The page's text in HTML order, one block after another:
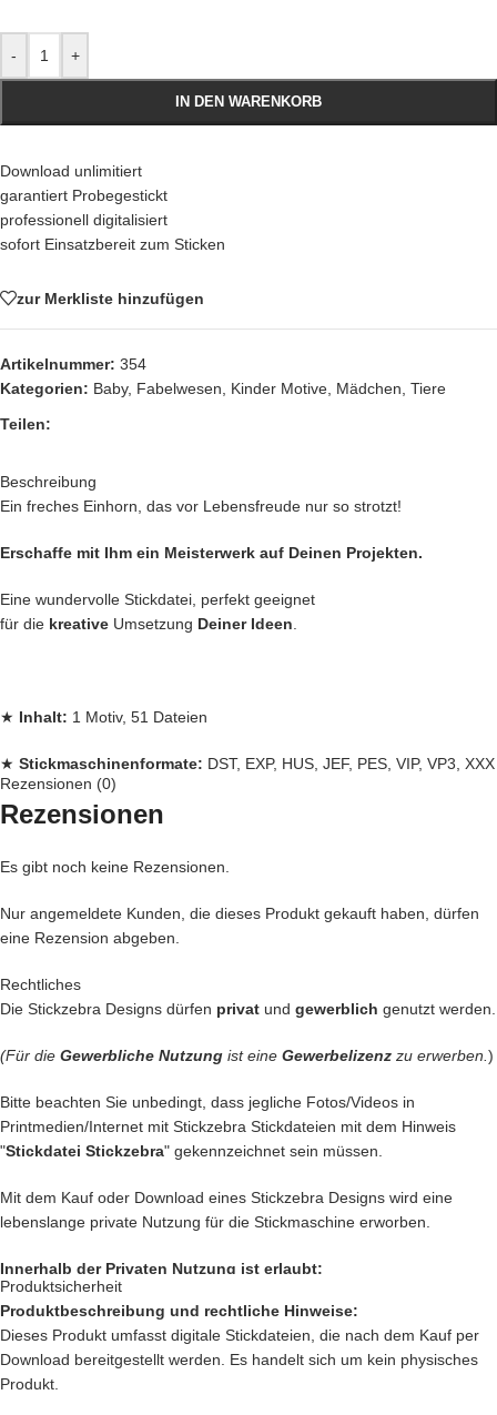
- +
IN DEN WARENKORB
Download unlimitiert
garantiert Probegestickt
professionell digitalisiert
sofort Einsatzbereit zum Sticken
zur Merkliste hinzufügen
Artikelnummer: 354
Kategorien: Baby, Fabelwesen, Kinder Motive, Mädchen, Tiere
Teilen:
Beschreibung
Ein freches Einhorn, das vor Lebensfreude nur so strotzt!
Erschaffe mit Ihm ein Meisterwerk auf Deinen Projekten.
Eine wundervolle Stickdatei, perfekt geeignet
für die kreative Umsetzung Deiner Ideen.
★ Inhalt: 1 Motiv, 51 Dateien
★ Stickmaschinenformate: DST, EXP, HUS, JEF, PES, VIP, VP3, XXX
★Rahmengrößen:13×18, 16×26, 18×30, 20×30
Jede Stickdatei bei Stickzebra wird mit Liebe per Hand gezeichnet,
mit Herzblut digitalisiert und für
liefern getestet.
Denn bei uns kommen nur die BESTEN Dateien in unseren Shop.
Du kannst mit unseren Stickdateien deine
verschönern und zu einem Einzelstück machen.
Deiner Kinder kannst Du besticken und damit
Kinderaugen zum glitzern bringen
… kreiereGeschenke
… schenkeJacken, Hemden, Kissen, Taschen
und vieles mehr
einen zauberhaften Look mit Deiner Kreativität.
Rezensionen (0)
Rezensionen
Es gibt noch keine Rezensionen.
Nur angemeldete Kunden, die dieses Produkt gekauft haben, dürfen
eine Rezension abgeben.
Rechtliches
Die Stickzebra Designs dürfen privat und gewerblich genutzt werden.
(Für die Gewerbliche Nutzung ist eine Gewerbelizenz zu erwerben.)
Bitte beachten Sie unbedingt, dass jegliche Fotos/Videos in
Printmedien/Internet mit Stickzebra Stickdateien mit dem Hinweis
"Stickdatei Stickzebra" gekennzeichnet sein müssen.
Mit dem Kauf oder Download eines Stickzebra Designs wird eine
lebenslange private Nutzung für die Stickmaschine erworben.
Innerhalb der Privaten Nutzung ist erlaubt:
Private Nutzung auf einem Produkt, das mit einer Stickmaschine
hergestellt worden ist, oder ein Produkt, das mit einer Stickzebra
Stickdatei bestickt wurde.
Nutzung auf Produkten, die als Geschenk oder Spende dienen sollen.
Produktsicherheit
Produktbeschreibung und rechtliche Hinweise:
Dieses Produkt umfasst digitale Stickdateien, die nach dem Kauf per
Download bereitgestellt werden. Es handelt sich um kein physisches
Produkt.